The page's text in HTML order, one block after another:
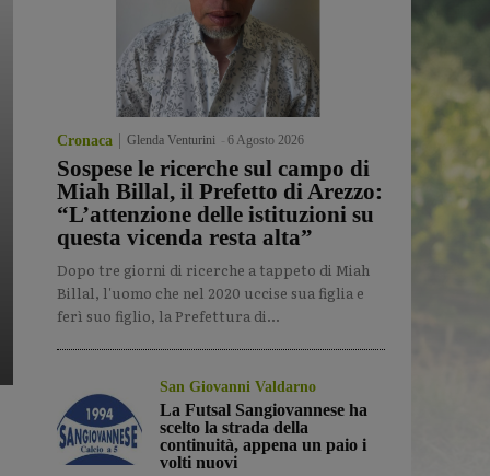
Cronaca Glenda Venturini 6 Agosto 2026
Sospese le ricerche sul campo di
Miah Billal, il Prefetto di Arezzo:
“L’attenzione delle istituzioni su
questa vicenda resta alta”
Dopo tre giorni di ricerche a tappeto di Miah
Billal, l'uomo che nel 2020 uccise sua figlia e
ferì suo figlio, la Prefettura di...
San Giovanni Valdarno
La Futsal Sangiovannese ha
scelto la strada della
continuità, appena un paio i
volti nuovi